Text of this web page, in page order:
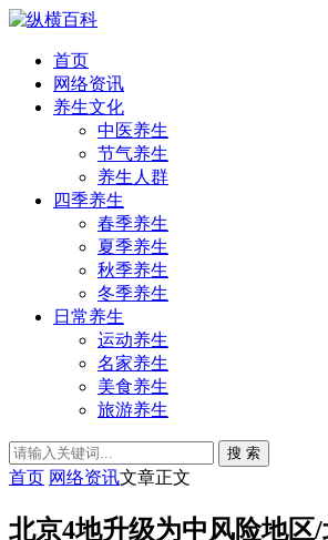
首页
网络资讯
养生文化
中医养生
节气养生
养生人群
四季养生
春季养生
夏季养生
秋季养生
冬季养生
日常养生
运动养生
名家养生
美食养生
旅游养生
搜 索
首页 网络资讯文章正文
北京4地升级为中风险地区